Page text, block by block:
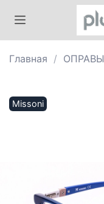
Главная ОПРАВЫ
Missoni